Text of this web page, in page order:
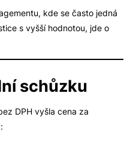
kde se často jedná
s vyšší hodnotou, jde o
schůzku
DPH vyšla cena za